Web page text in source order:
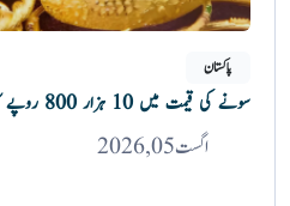
پاکستان
سونے کی قیمت میں 10 ہزار 800 روپے کا بڑا اضافہ
اگست 05, 2026